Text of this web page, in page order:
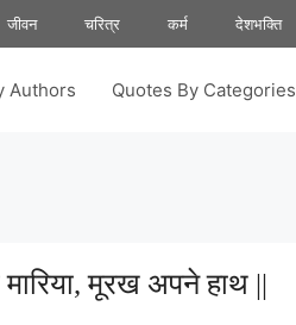
जीवन चरित्र कर्म देशभक्ति
Authors Quotes By Categories
मूरख अपने हाथ ||